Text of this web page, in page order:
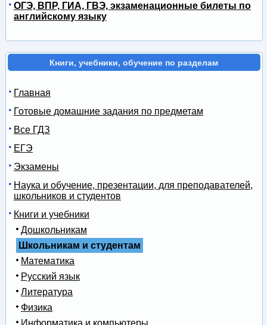
ОГЭ, ВПР, ГИА, ГВЭ, экзаменационные билеты по
английскому языку
Книги, учебники, обучение по разделам
Главная
Готовые домашние задания по предметам
Все ГДЗ
ЕГЭ
Экзамены
Наука и обучение, презентации, для преподавателей,
школьников и студентов
Книги и учебники
Дошкольникам
Школьникам и студентам
Математика
Русский язык
Литература
Физика